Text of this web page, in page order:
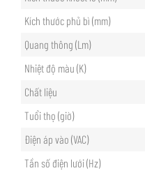
Kích thước phủ bì (mm)
Quang thông (Lm)
Nhiệt độ màu (K)
Chất liệu
Tuổi thọ (giờ)
Điện áp vào (VAC)
Tần số điện lưới (Hz)